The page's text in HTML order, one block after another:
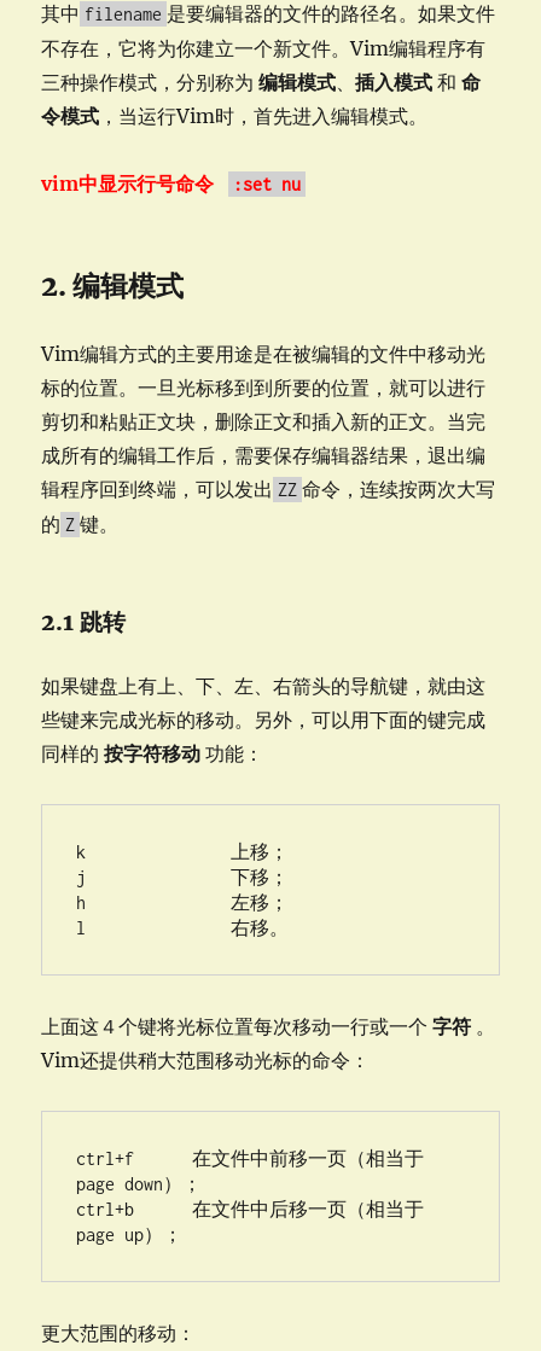
其中 filename 是要编辑器的文件的路径名。如果文件
不存在，它将为你建立一个新文件。Vim编辑程序有
三种操作模式，分别称为编辑模式、插入模式 和命
令模式 ，当运行Vim时，首先进入编辑模式。
vim中显示行号命令 :set nu
2. 编辑模式
Vim编辑方式的主要用途是在被编辑的文件中移动光
标的位置。一旦光标移到到所要的位置，就可以进行
剪切和粘贴正文块，删除正文和插入新的正文。当完
成所有的编辑工作后，需要保存编辑器结果，退出编
辑程序回到终端，可以发出 ZZ 命令，连续按两次大写
的 Z 键。
2.1 跳转
如果键盘上有上、下、左、右箭头的导航键，就由这
些键来完成光标的移动。另外，可以用下面的键完成
同样的按字符移动 功能：
k               上移；
j               下移；
h               左移；
上面这４个键将光标位置每次移动一行或一个字符 。
Vim还提供稍大范围移动光标的命令：
ctrl+f      在文件中前移一页（相当于
page down）；
ctrl+b      在文件中后移一页（相当于
page up）；
更大范围的移动：